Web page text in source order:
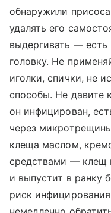
обнаружили
удалять его
выдергивать —
головку. Не
иголки, спички, не
способы. Не давите
он инфицирован,
через
клеща маслом,
средствами — клещ
и выпустит в ранку
риск